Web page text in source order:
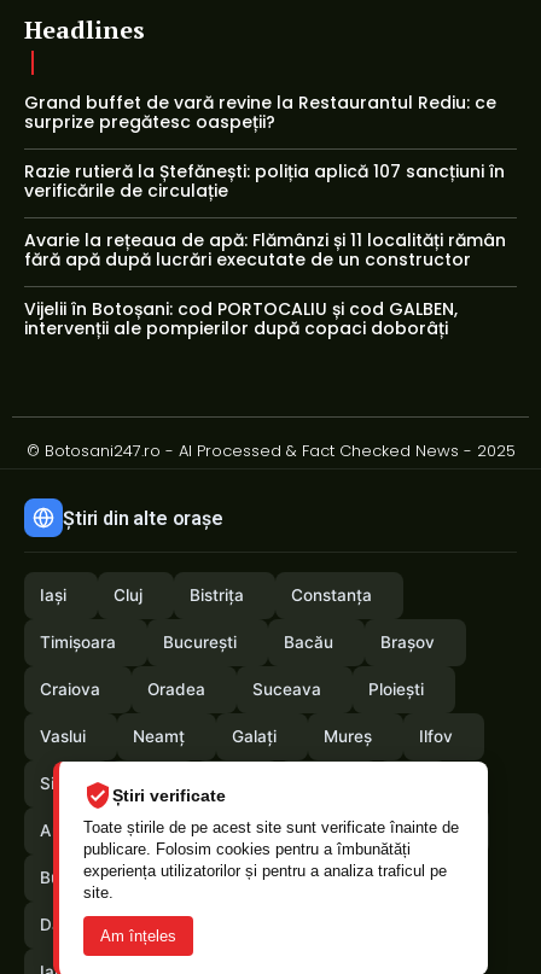
Știri verificate
Toate știrile de pe acest site sunt verificate înainte de
publicare. Folosim cookies pentru a îmbunătăți
experiența utilizatorilor și pentru a analiza traficul pe
site.
Am înțeles
Headlines
Grand buffet de vară revine la Restaurantul Rediu: ce
surprize pregătesc oaspeții?
Razie rutieră la Ștefănești: poliția aplică 107 sancțiuni în
verificările de circulație
Avarie la rețeaua de apă: Flămânzi și 11 localități rămân
fără apă după lucrări executate de un constructor
Vijelii în Botoșani: cod PORTOCALIU și cod GALBEN,
intervenții ale pompierilor după copaci doborâți
© Botosani247.ro - AI Processed & Fact Checked News - 2025
Știri din alte orașe
Iași Cluj Bistrița Constanța
Timișoara București Bacău Brașov
Craiova Oradea Suceava Ploiești
Vaslui Neamț Galați Mureș Ilfov
Sibiu
Arges Maramures Vrancea Satumare
Buzau Braila Calarasi Caras-Severin
Dambovita Giurgiu